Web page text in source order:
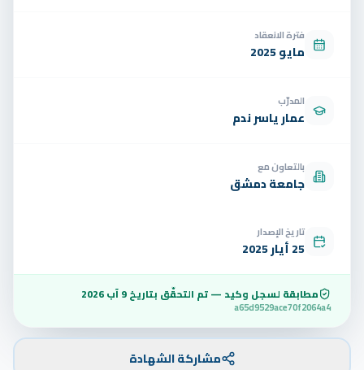
فترة الانعقاد
مايو 2025
المدرّب
عمار ياسر ندم
بالتعاون مع
جامعة دمشق
تاريخ الإصدار
25 أيار 2025
مطابقة لسجل وكيد — تم التحقّق بتاريخ9 آب 2026
a65d9529ace70f2064a4
مشاركة الشهادة